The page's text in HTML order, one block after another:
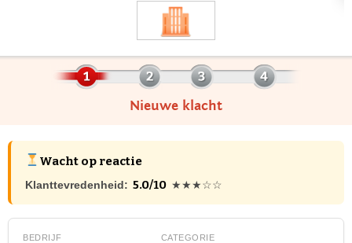
Nieuwe klacht
Wacht op reactie
Klanttevredenheid: 5.0/10 ★★★☆☆
BEDRIJF CATEGORIE